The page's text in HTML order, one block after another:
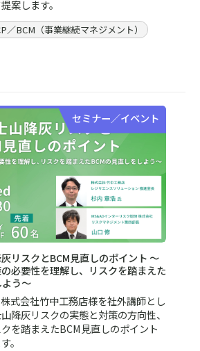
案します。
／BCM（事業継続マネジメント）
セミナー／イベント
灰リスクとBCM見直しのポイント ～
必要性を理解し、リスクを踏まえた
う～
式会社竹中工務店様を社外講師とし
降灰リスクの実態と対策の方向性、
を踏まえたBCM見直しのポイント
。